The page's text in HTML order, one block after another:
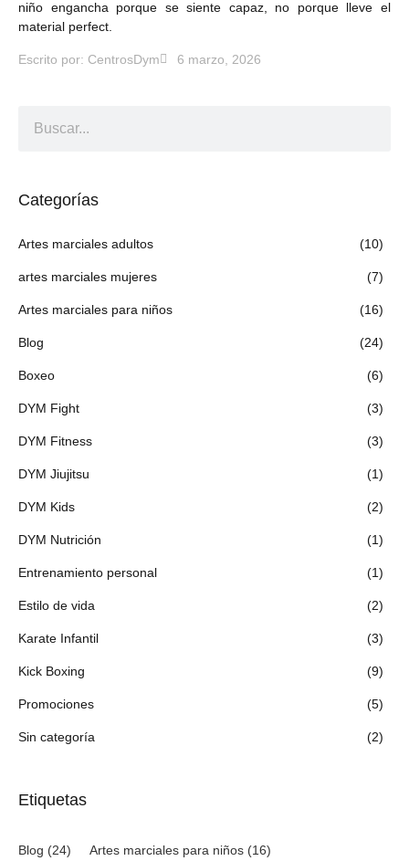
Categorías
Artes marciales adultos (10)
artes marciales mujeres (7)
Artes marciales para niños (16)
Blog (24)
Boxeo (6)
DYM Fight (3)
DYM Fitness (3)
DYM Jiujitsu (1)
DYM Kids (2)
DYM Nutrición (1)
Entrenamiento personal (1)
Estilo de vida (2)
Karate Infantil (3)
Kick Boxing (9)
Promociones (5)
Sin categoría (2)
Etiquetas
Blog (24) Artes marciales para niños (16)
niño engancha porque se siente capaz, no porque lleve el
material perfect.
Escrito por: CentrosDym 6 marzo, 2026